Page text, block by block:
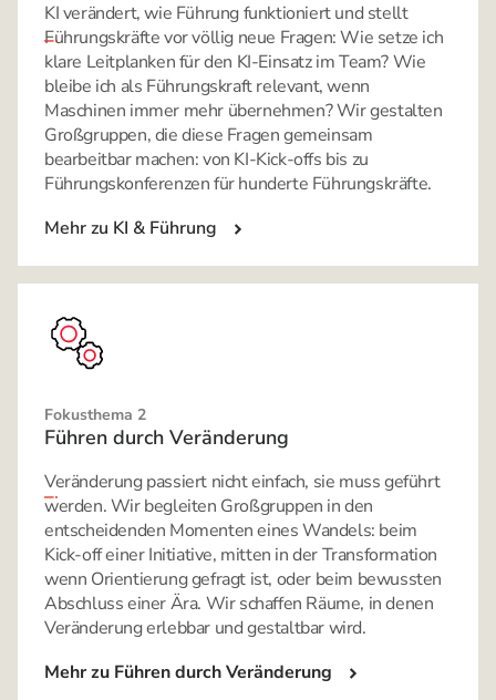
KI verändert, wie Führung funktioniert und stellt
Führungskräfte vor völlig neue Fragen: Wie setze ich
klare Leitplanken für den KI-Einsatz im Team? Wie
bleibe ich als Führungskraft relevant, wenn
Maschinen immer mehr übernehmen? Wir gestalten
Großgruppen, die diese Fragen gemeinsam
bearbeitbar machen: von KI-Kick-offs bis zu
Führungskonferenzen für hunderte Führungskräfte.
Mehr zu KI & Führung
Fokusthema 2
Führen durch Veränderung
Veränderung passiert nicht einfach, sie muss geführt
werden. Wir begleiten Großgruppen in den
entscheidenden Momenten eines Wandels: beim
Kick-off einer Initiative, mitten in der Transformation
wenn Orientierung gefragt ist, oder beim bewussten
Abschluss einer Ära. Wir schaffen Räume, in denen
Veränderung erlebbar und gestaltbar wird.
Mehr zu Führen durch Veränderung